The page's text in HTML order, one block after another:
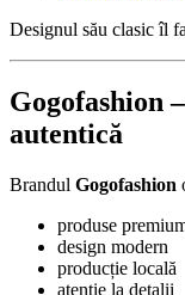
Designul său clasic îl
Gogofashion
autentică
Brandul Gogofashion
produse
design modern
producție locală
atenție la detalii